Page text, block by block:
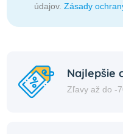
údajov. Zásady
Najlepšie
Zľavy až do -